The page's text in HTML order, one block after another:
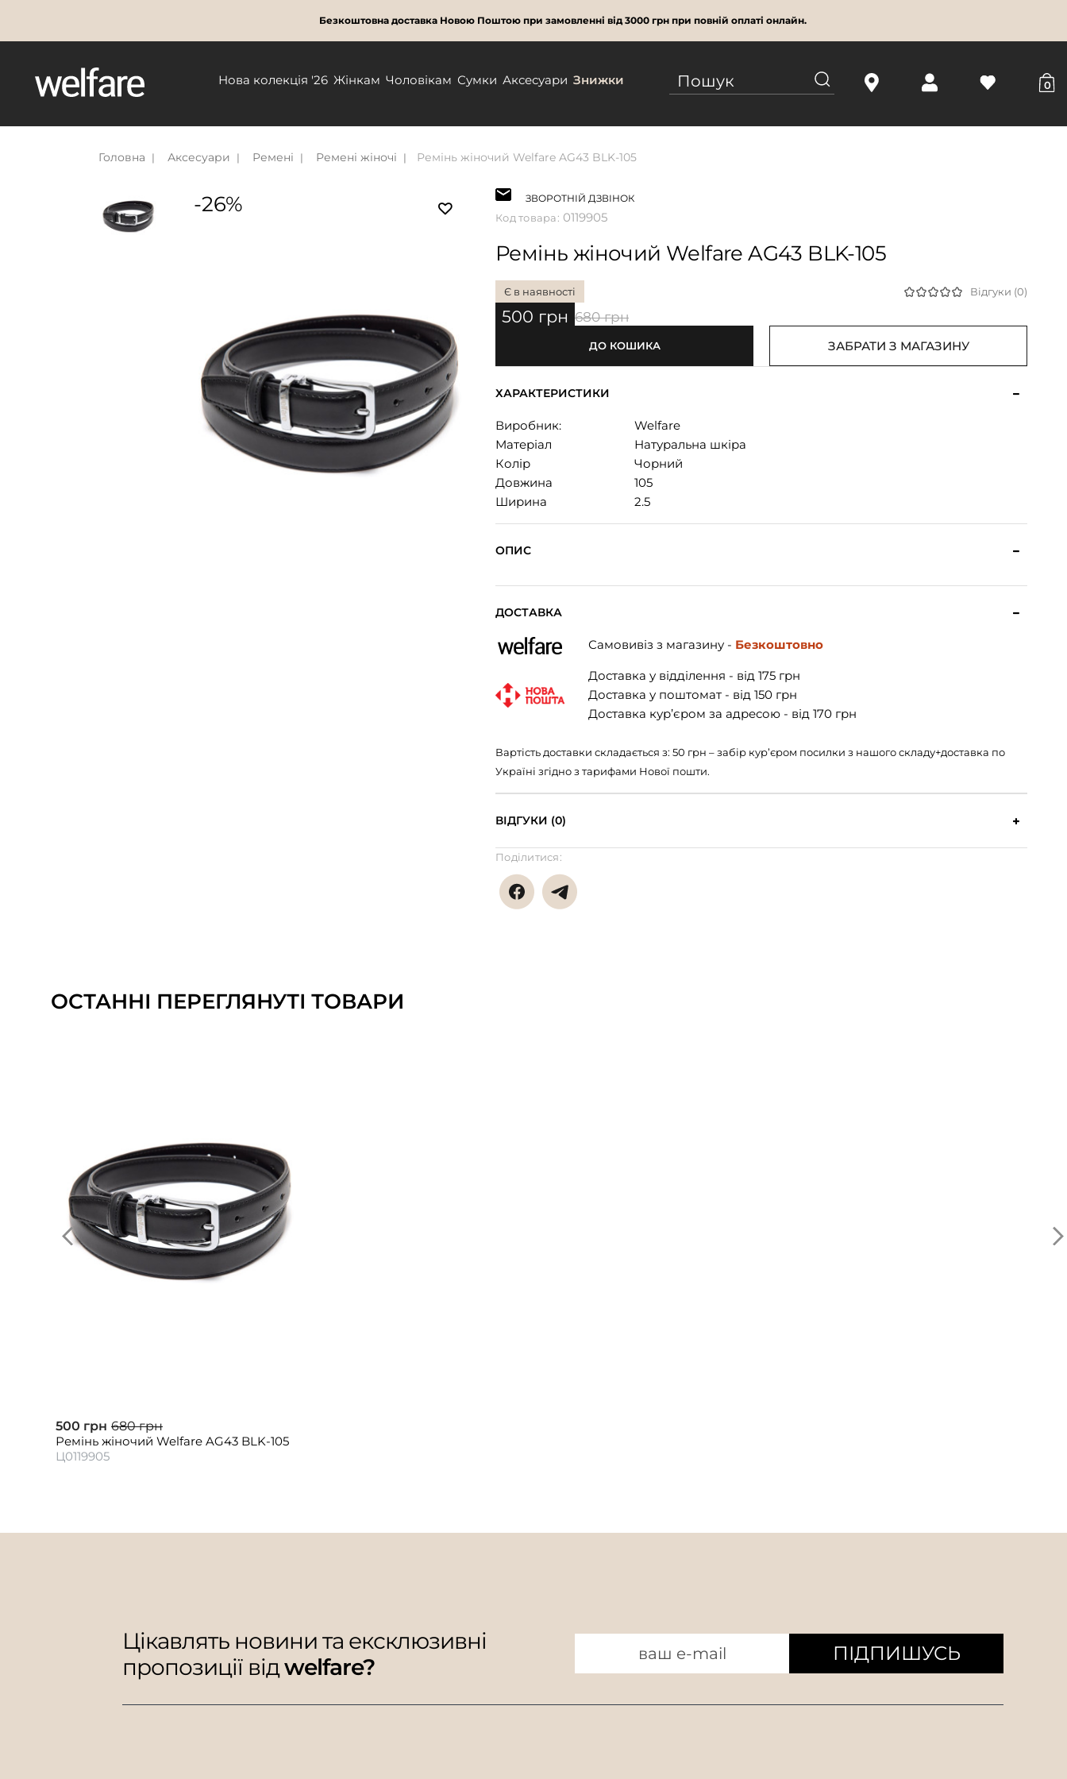
Безкоштовна доставка Новою Поштою при замовленні від 3000 грн при повній оплаті онлайн.
Нова колекція '26 Жінкам Чоловікам Сумки Аксесуари Знижки 0
Головна Аксесуари Ремені Ремені жіночі Ремінь жіночий Welfare AG43 BLK-105
-26% ЗВОРОТНІЙ ДЗВІНОК
Код товара: 0119905
Ремінь жіночий Welfare AG43 BLK-105
Є в наявності Відгуки (0)
500 грн 680 грн
ДО КОШИКА ЗАБРАТИ З МАГАЗИНУ
ХАРАКТЕРИСТИКИ
Виробник:
Welfare
Матеріал
Натуральна шкіра
Колір
Чорний
Довжина
105
Ширина
2.5
ОПИС
ДОСТАВКА
Самовивіз з магазину - Безкоштовно
Доставка у відділення - від 175 грн
Доставка у поштомат - від 150 грн
Доставка кур’єром за адресою - від 170 грн
Вартість доставки складається з: 50 грн – забір кур’єром посилки з нашого складу+доставка по
Україні згідно з тарифами Нової пошти.
ВІДГУКИ (0)
Поділитися:
ОСТАННІ ПЕРЕГЛЯНУТІ ТОВАРИ
500 грн 680 грн
Ремінь жіночий Welfare AG43 BLK-105
Ц0119905
Цікавлять новини та ексклюзивні
пропозиції відwelfare?
ПІДПИШУСЬ